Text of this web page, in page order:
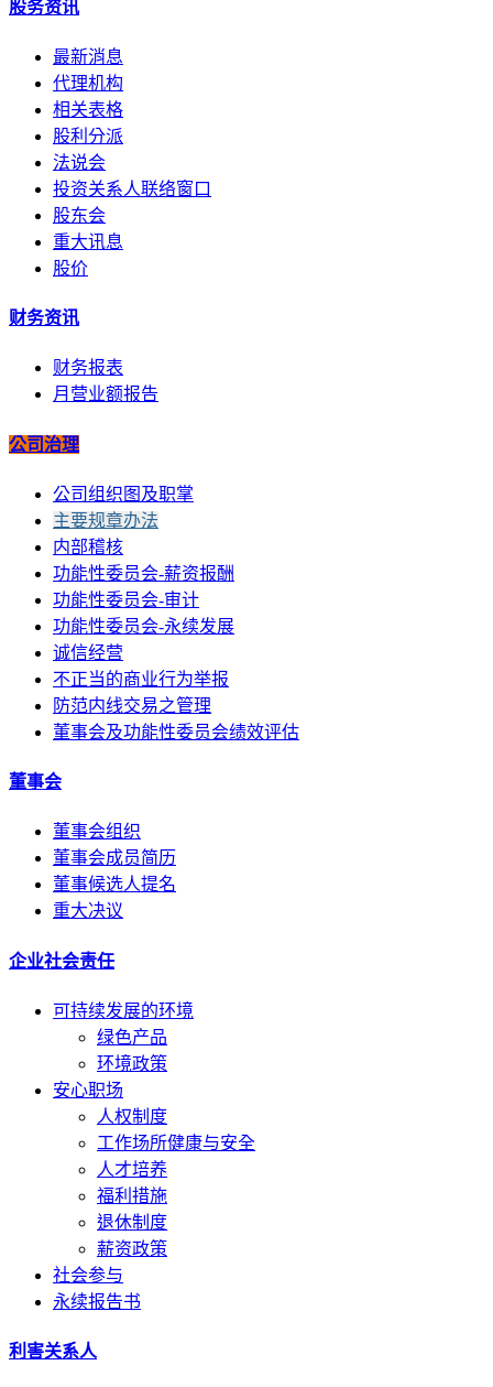
股务资讯
最新消息
代理机构
相关表格
股利分派
法说会
投资关系人联络窗口
股东会
重大讯息
股价
财务资讯
财务报表
月营业额报告
公司治理
公司组织图及职掌
主要规章办法
内部稽核
功能性委员会-薪资报酬
功能性委员会-审计
功能性委员会-永续发展
诚信经营
不正当的商业行为举报
防范内线交易之管理
董事会及功能性委员会绩效评估
董事会
董事会组织
董事会成员简历
董事候选人提名
重大决议
企业社会责任
可持续发展的环境
绿色产品
环境政策
安心职场
人权制度
工作场所健康与安全
人才培养
福利措施
退休制度
薪资政策
社会参与
永续报告书
利害关系人